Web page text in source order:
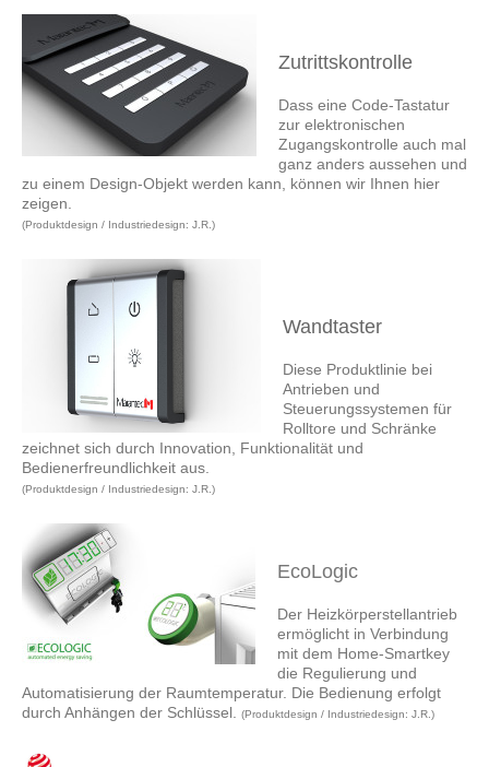
Zutrittskontrolle
Dass eine Code-Tastatur
zur elektronischen
Zugangskontrolle auch mal
ganz anders aussehen und
zu einem Design-Objekt werden kann, können wir Ihnen hier
zeigen.
(Produktdesign / Industriedesign: J.R.)
Wandtaster
Diese Produktlinie bei
Antrieben und
Steuerungssystemen für
Rolltore und Schränke
zeichnet sich durch Innovation, Funktionalität und
Bedienerfreundlichkeit aus.
(Produktdesign / Industriedesign: J.R.)
EcoLogic
Der Heizkörperstellantrieb
ermöglicht in Verbindung
mit dem Home-Smartkey
die Regulierung und
Automatisierung der Raumtemperatur. Die Bedienung erfolgt
durch Anhängen der Schlüssel.
(Produktdesign / Industriedesign: J.R.)